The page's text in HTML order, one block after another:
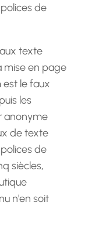
de
texte
mise en page
est le faux
les
anonyme
de texte
de
siècles,
n'en soit